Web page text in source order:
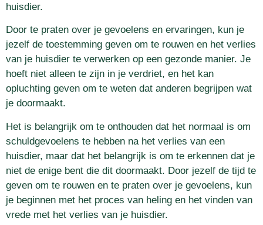
huisdier.
Door te praten over je gevoelens en ervaringen, kun je
jezelf de toestemming geven om te rouwen en het verlies
van je huisdier te verwerken op een gezonde manier. Je
hoeft niet alleen te zijn in je verdriet, en het kan
opluchting geven om te weten dat anderen begrijpen wat
je doormaakt.
Het is belangrijk om te onthouden dat het normaal is om
schuldgevoelens te hebben na het verlies van een
huisdier, maar dat het belangrijk is om te erkennen dat je
niet de enige bent die dit doormaakt. Door jezelf de tijd te
geven om te rouwen en te praten over je gevoelens, kun
je beginnen met het proces van heling en het vinden van
vrede met het verlies van je huisdier.